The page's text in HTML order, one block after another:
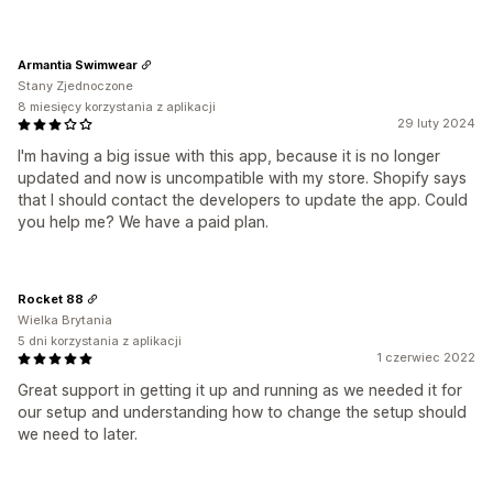
29 luty 2024
I'm having a big issue with this app, because it is no longer
updated and now is uncompatible with my store. Shopify says
that I should contact the developers to update the app. Could
you help me? We have a paid plan.
Armantia Swimwear
Stany Zjednoczone
8 miesięcy korzystania z aplikacji
1 czerwiec 2022
Great support in getting it up and running as we needed it for
our setup and understanding how to change the setup should
we need to later.
Rocket 88
Wielka Brytania
5 dni korzystania z aplikacji